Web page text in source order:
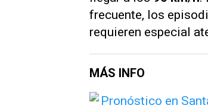
frecuente, los
requieren especial
MÁS INFO